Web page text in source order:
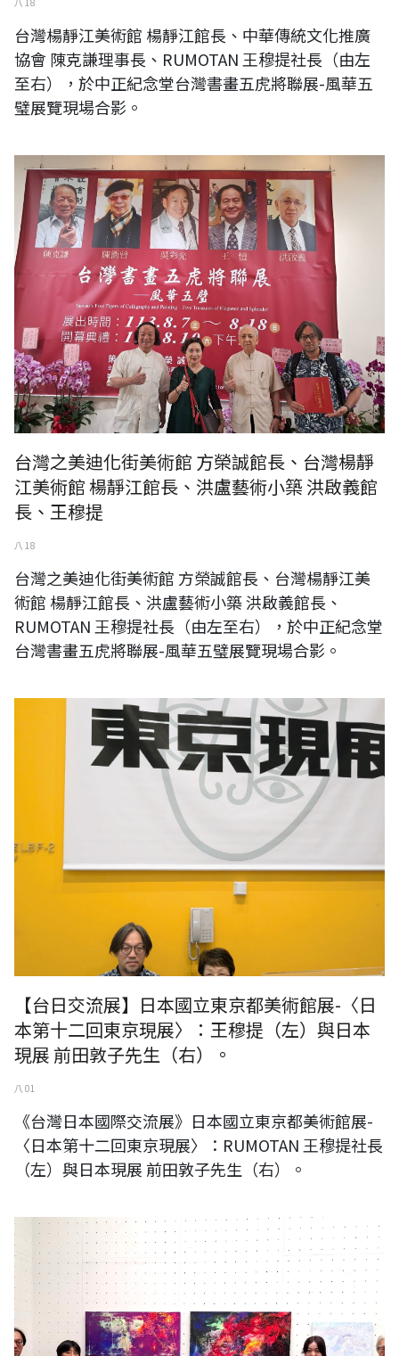
台灣楊靜江美術館 楊靜江館長、中華傳統文化推廣
協會 陳克謙理事長、RUMOTAN 王穆提社長（由左
至右），於中正紀念堂台灣書畫五虎將聯展-風華五
璧展覽現場合影。
台灣之美迪化街美術館 方榮誠館長、台灣楊靜江美術館 楊靜江館長、洪
盧藝術小築 洪啟義館長、RUMOTAN 王穆提社長
台灣之美迪化街美術館 方榮誠館長、台灣楊靜
江美術館 楊靜江館長、洪盧藝術小築 洪啟義館
長、王穆提
八 18
台灣之美迪化街美術館 方榮誠館長、台灣楊靜江美
術館 楊靜江館長、洪盧藝術小築 洪啟義館長、
RUMOTAN 王穆提社長（由左至右），於中正紀念堂
台灣書畫五虎將聯展-風華五璧展覽現場合影。
《台灣日本國際交流展》日本國立東京都美術館展-〈日本第十二回東京
現展〉：RUMOTAN 王穆提社長（左）與日本現展 前田敦子先生
【台日交流展】日本國立東京都美術館展-〈日
本第十二回東京現展〉：王穆提（左）與日本
現展 前田敦子先生（右）。
八 01
《台灣日本國際交流展》日本國立東京都美術館展-
〈日本第十二回東京現展〉：RUMOTAN 王穆提社長
（左）與日本現展 前田敦子先生（右）。
《台灣日本國際交流展》日本國立東京都美術館展-〈日本第十二回東京
現展〉：日本東京現展事務局局長 小關敦子先生、日本前輩藝術家原三
男先生、日本現代藝術家網倉彩乃先生、RUMOTAN 王穆提社長合影於網
倉彩乃先生作品前。